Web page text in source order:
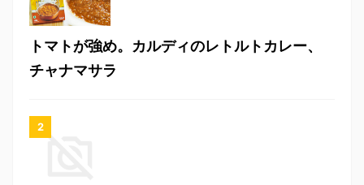
トマトが強め。カルディのレトルトカレー、
チャナマサラ